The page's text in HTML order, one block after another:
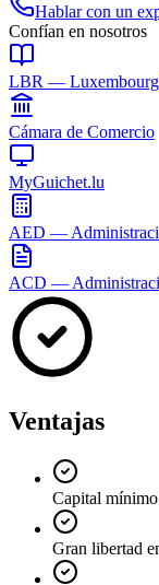
Hablar con un
Confían en nosotros
LBR — Luxembourg
Cámara de Comercio
MyGuichet.lu
AED —
ACD —
Ventajas
Capital
Gran libertad